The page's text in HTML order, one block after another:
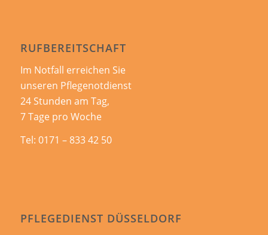
RUFBEREITSCHAFT
Im Notfall erreichen Sie
unseren Pflegenotdienst
24 Stunden am Tag,
7 Tage pro Woche
Tel: 0171 – 833 42 50
PFLEGEDIENST DÜSSELDORF